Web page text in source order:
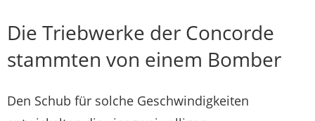
Die Triebwerke der Concorde
stammten von einem Bomber
Den Schub für solche Geschwindigkeiten